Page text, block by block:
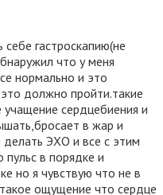
гастроскапию(не
что у меня
нормально и это
должно пройти.такие
сердцебиения и
в жар и
ЭХО и все с этим
пульс в порядке и
но я чувствую что не в
ощущение что сердце